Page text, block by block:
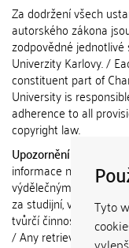
Tyto
Za dodržení všech
autorského zákona
zodpovědné jednotlivé
Univerzity Karlovy. /
constituent part of
University is
adherence to all
copyright law.
Upozornění / Notice:
informace nemohou
výdělečným účelům
za studijní, vědeckou
tvůrčí činnost jiné
/ Any retrieved